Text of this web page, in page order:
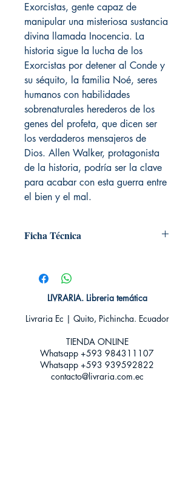
Exorcistas, gente capaz de
manipular una misteriosa sustancia
divina llamada Inocencia. La
historia sigue la lucha de los
Exorcistas por detener al Conde y
su séquito, la familia Noé, seres
humanos con habilidades
sobrenaturales herederos de los
genes del profeta, que dicen ser
los verdaderos mensajeros de
Dios. Allen Walker, protagonista
de la historia, podría ser la clave
para acabar con esta guerra entre
el bien y el mal.
Ficha Técnica
Editorial: IVREA
Idioma: Castellano
Encuadernación: Tapa blanda
Categoría: SEINEN MANGA
LIVRARIA. Libreria temática
Livraria Ec | Quito, Pichincha. Ecuador
TIENDA ONLINE​
Whatsapp +593 984311107
Whatsapp +593 939592822
contacto@livraria.com.ec